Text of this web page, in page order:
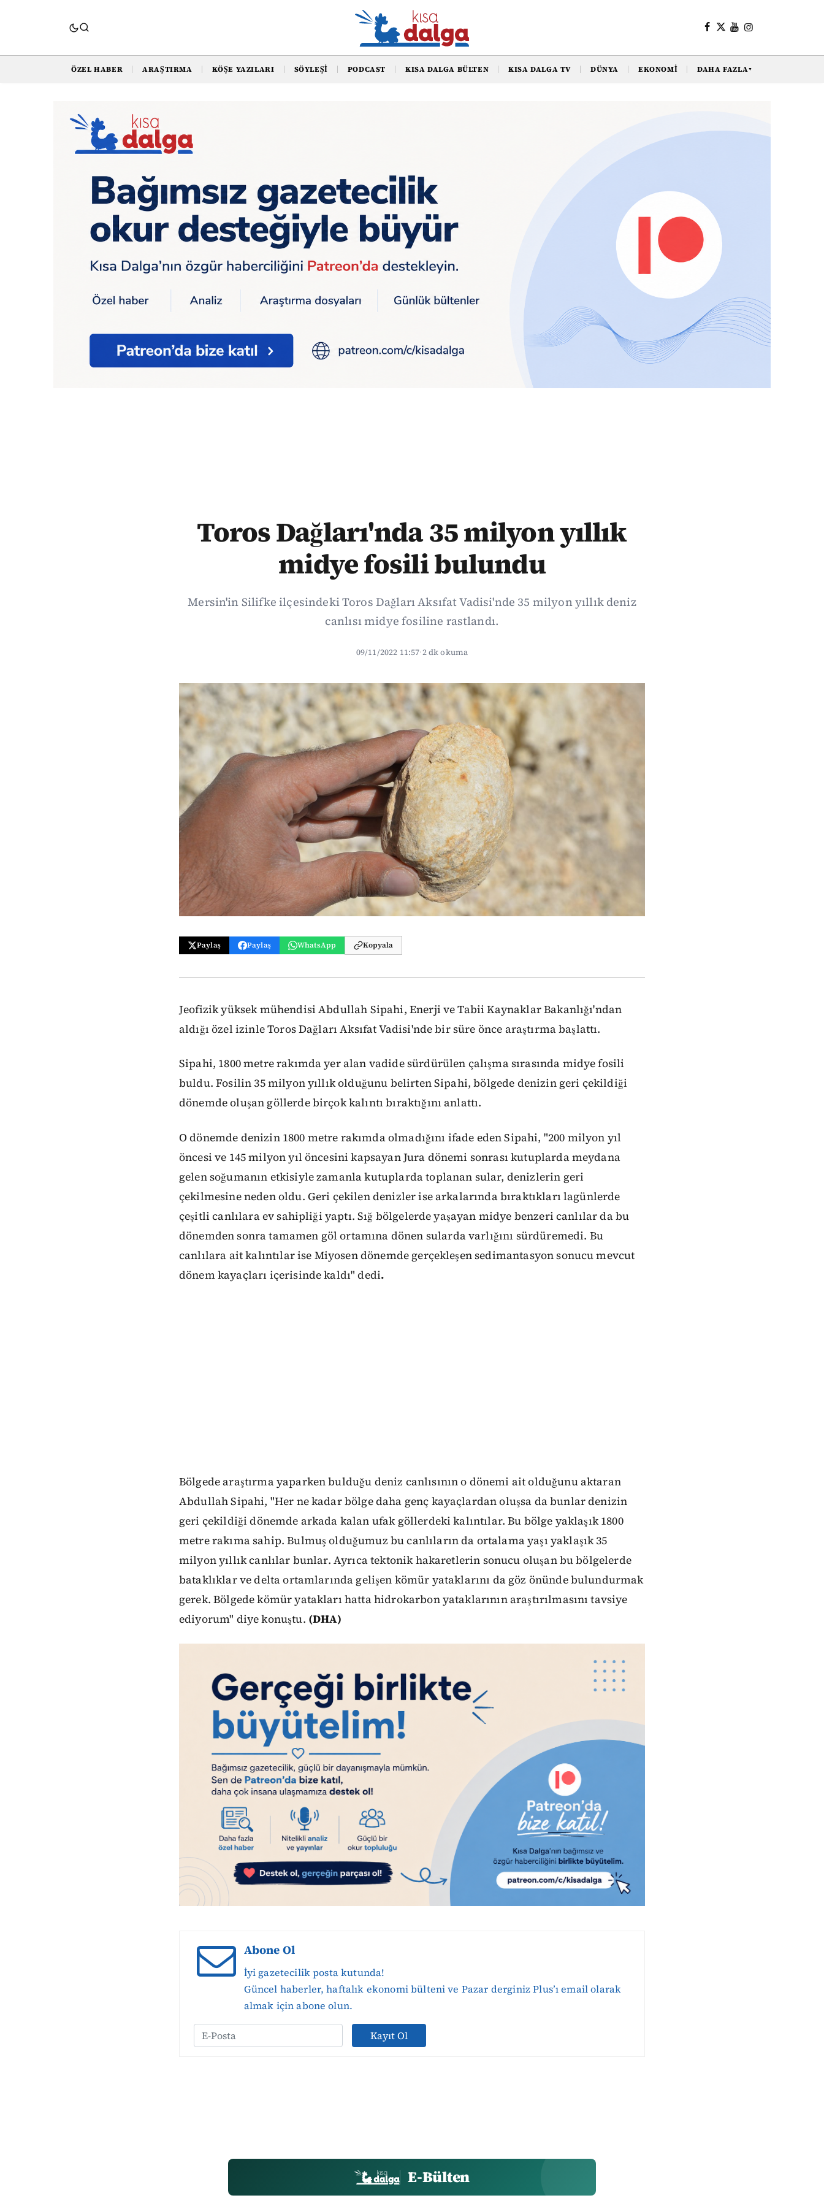
ÖZEL HABER ARAŞTIRMA KÖŞE YAZILARI SÖYLEŞI PODCAST KISA DALGA BÜLTEN KISA DALGA TV DÜNYA EKONOMI DAHA FAZLA▼
Toros Dağları'nda 35 milyon yıllık
midye fosili bulundu
Mersin'in Silifke ilçesindeki Toros Dağları Aksıfat Vadisi'nde 35 milyon yıllık deniz
canlısı midye fosiline rastlandı.
09/11/2022 11:57·2 dk okuma
Paylaş Paylaş WhatsApp Kopyala
Jeofizik yüksek mühendisi Abdullah Sipahi, Enerji ve Tabii Kaynaklar Bakanlığı'ndan
aldığı özel izinle Toros Dağları Aksıfat Vadisi'nde bir süre önce araştırma başlattı.
Sipahi, 1800 metre rakımda yer alan vadide sürdürülen çalışma sırasında midye fosili
buldu. Fosilin 35 milyon yıllık olduğunu belirten Sipahi, bölgede denizin geri çekildiği
dönemde oluşan göllerde birçok kalıntı bıraktığını anlattı.
O dönemde denizin 1800 metre rakımda olmadığını ifade eden Sipahi, "200 milyon yıl
öncesi ve 145 milyon yıl öncesini kapsayan Jura dönemi sonrası kutuplarda meydana
gelen soğumanın etkisiyle zamanla kutuplarda toplanan sular, denizlerin geri
çekilmesine neden oldu. Geri çekilen denizler ise arkalarında bıraktıkları lagünlerde
çeşitli canlılara ev sahipliği yaptı. Sığ bölgelerde yaşayan midye benzeri canlılar da bu
dönemden sonra tamamen göl ortamına dönen sularda varlığını sürdüremedi. Bu
canlılara ait kalıntılar ise Miyosen dönemde gerçekleşen sedimantasyon sonucu mevcut
dönem kayaçları içerisinde kaldı" dedi.
Bölgede araştırma yaparken bulduğu deniz canlısının o dönemi ait olduğunu aktaran
Abdullah Sipahi, "Her ne kadar bölge daha genç kayaçlardan oluşsa da bunlar denizin
geri çekildiği dönemde arkada kalan ufak göllerdeki kalıntılar. Bu bölge yaklaşık 1800
metre rakıma sahip. Bulmuş olduğumuz bu canlıların da ortalama yaşı yaklaşık 35
milyon yıllık canlılar bunlar. Ayrıca tektonik hakaretlerin sonucu oluşan bu bölgelerde
bataklıklar ve delta ortamlarında gelişen kömür yataklarını da göz önünde bulundurmak
gerek. Bölgede kömür yatakları hatta hidrokarbon yataklarının araştırılmasını tavsiye
ediyorum" diye konuştu. (DHA)
Abone Ol
İyi gazetecilik posta kutunda!
Güncel haberler, haftalık ekonomi bülteni ve Pazar derginiz Plus’ı email olarak
almak için abone olun.
Kayıt Ol
E-Bülten